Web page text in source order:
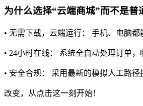
为什么选择“云端商城”而不是普
• 无需下载，云端运行： 手机、电脑都
• 24小时在线： 系统全自动处理订单
• 安全合规： 采用最新的模拟人工路
改变，从点击这一刻开始！